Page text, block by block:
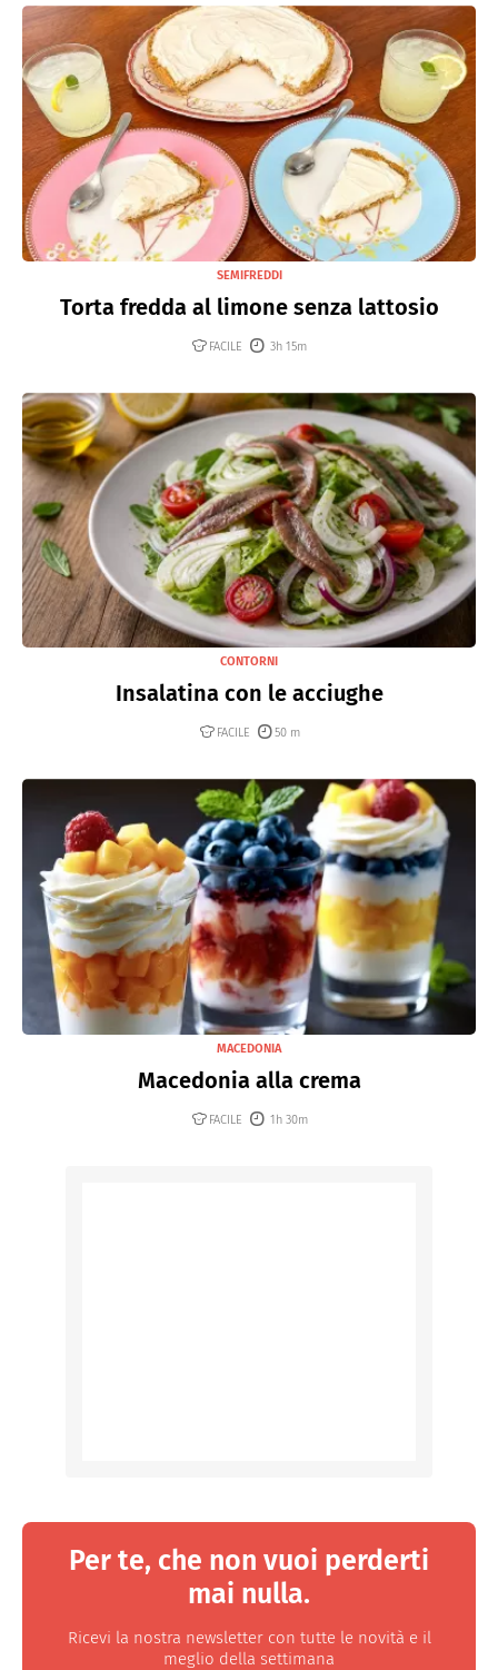
SEMIFREDDI
Torta fredda al limone senza lattosio
FACILE 3h 15m
CONTORNI
Insalatina con le acciughe
FACILE 50 m
MACEDONIA
Macedonia alla crema
FACILE 1h 30m
Per te, che non vuoi perderti
mai nulla.
Ricevi la nostra newsletter con tutte le novità e il
meglio della settimana